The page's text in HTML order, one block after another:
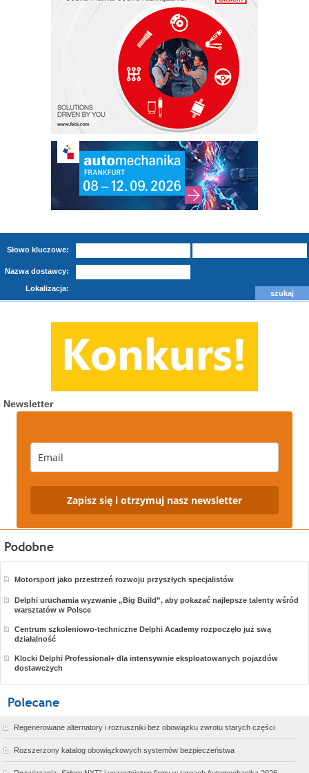
Słowo kluczowe:
Nazwa dostawcy:
Lokalizacja:
Newsletter
Zapisz się i otrzymuj nasz newsletter
Motorsport jako przestrzeń rozwoju przyszłych specjalistów
Delphi uruchamia wyzwanie „Big Build”, aby pokazać najlepsze talenty wśród
warsztatów w Polsce
Centrum szkoleniowo-techniczne Delphi Academy rozpoczęło już swą
działalność
Klocki Delphi Professional+ dla intensywnie eksploatowanych pojazdów
dostawczych
Regenerowane alternatory i rozruszniki bez obowiązku zwrotu starych części
Rozszerzony katalog obowiązkowych systemów bezpieczeństwa